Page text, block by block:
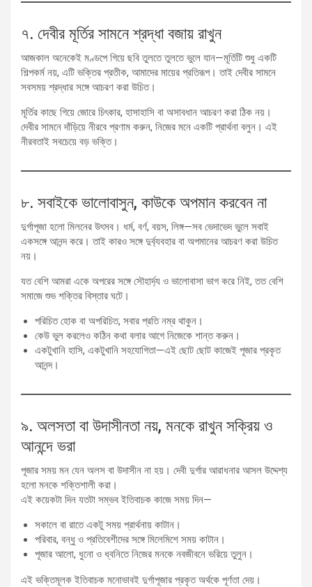
৭. দেবীর মূর্তির সামনে শ্রদ্ধা বজায় রাখুন
আজকাল অনেকেই মণ্ডপে গিয়ে ছবি তুলতে তুলতে ভুলে যান—মূর্তিটি শুধু একটি
শিল্পকর্ম নয়, এটি ভক্তির প্রতীক, আমাদের মায়ের প্রতিরূপ। তাই দেবীর সামনে
সবসময় শ্রদ্ধার সঙ্গে আচরণ করা উচিত।
মূর্তির কাছে গিয়ে জোরে চিৎকার, হাসাহাসি বা অসাবধান আচরণ করা ঠিক নয়।
দেবীর সামনে দাঁড়িয়ে নীরবে প্রণাম করুন, নিজের মনে একটি প্রার্থনা বলুন। এই
নীরবতাই সবচেয়ে বড় ভক্তি।
৮. সবাইকে ভালোবাসুন, কাউকে অপমান করবেন না
দুর্গাপূজা হলো মিলনের উৎসব। ধর্ম, বর্ণ, বয়স, লিঙ্গ—সব ভেদাভেদ ভুলে সবাই
একসঙ্গে আনন্দ করে। তাই কারও সঙ্গে দুর্ব্যবহার বা অপমানের আচরণ করা উচিত
নয়।
যত বেশি আমরা একে অপরের সঙ্গে সৌহার্দ্য ও ভালোবাসা ভাগ করে নিই, তত বেশি
সমাজে শুভ শক্তির বিস্তার ঘটে।
পরিচিত হোক বা অপরিচিত, সবার প্রতি নম্র থাকুন।
কেউ ভুল করলেও কঠিন কথা বলার আগে নিজেকে শান্ত করুন।
একটুখানি হাসি, একটুখানি সহযোগিতা—এই ছোট ছোট কাজেই পূজার প্রকৃত
আনন্দ।
৯. অলসতা বা উদাসীনতা নয়, মনকে রাখুন সক্রিয় ও
আনন্দে ভরা
পূজার সময় মন যেন অলস বা উদাসীন না হয়। দেবী দুর্গার আরাধনার আসল উদ্দেশ্য
হলো মনকে শক্তিশালী করা।
এই কয়েকটা দিন যতটা সম্ভব ইতিবাচক কাজে সময় দিন—
সকালে বা রাতে একটু সময় প্রার্থনায় কাটান।
পরিবার, বন্ধু ও প্রতিবেশীদের সঙ্গে মিলেমিশে সময় কাটান।
পূজার আলো, ধুনো ও ধ্বনিতে নিজের মনকে নবজীবনে ভরিয়ে তুলুন।
এই ভক্তিমূলক ইতিবাচক মনোভাবই দুর্গাপূজার প্রকৃত অর্থকে পূর্ণতা দেয়।